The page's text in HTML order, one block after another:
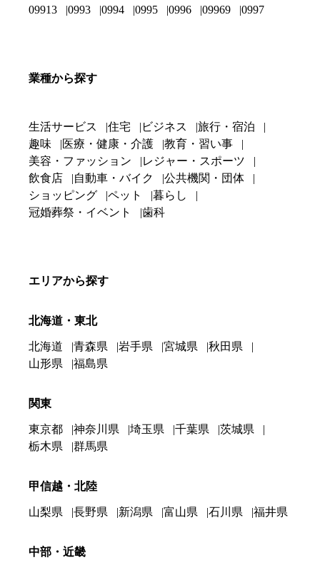
09913
0993 0994 0995 0996 09969 0997
業種から探す
生活サービス 住宅 ビジネス
旅行・宿泊
趣味
医療・健康・介護
教育・習い事
美容・ファッション
レジャー・スポーツ
飲食店
自動車・バイク
公共機関・団体
ショッピング
ペット
暮らし
冠婚葬祭・イベント
歯科
エリアから探す
北海道・東北
北海道 青森県 岩手県 宮城県
秋田県
山形県
福島県
関東
東京都 神奈川県 埼玉県 千葉県
茨城県
栃木県
群馬県
甲信越・北陸
山梨県 長野県 新潟県 富山県 石川県 福井県
中部・近畿